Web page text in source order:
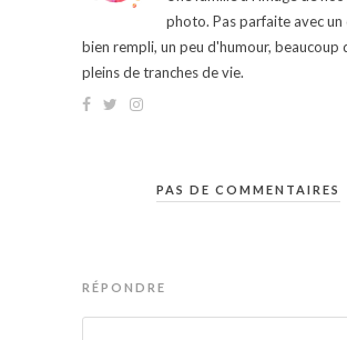
photo. Pas parfaite avec
bien rempli, un peu d'humour, beaucoup
pleins de tranches de vie.
PAS DE COMMENTAIRES
RÉPONDRE